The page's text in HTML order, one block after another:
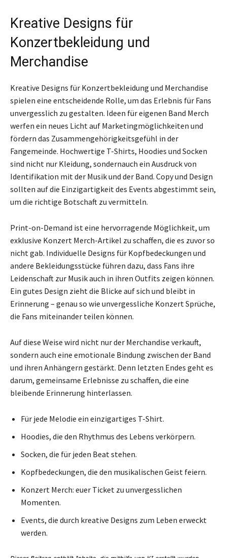
Kreative Designs für
Konzertbekleidung und
Merchandise
Kreative Designs für Konzertbekleidung und Merchandise
spielen eine entscheidende Rolle, um das Erlebnis für Fans
unvergesslich zu gestalten. Ideen für eigenen Band Merch
werfen ein neues Licht auf Marketingmöglichkeiten und
fördern das Zusammengehörigkeitsgefühl in der
Fangemeinde. Hochwertige T-Shirts, Hoodies und Socken
sind nicht nur Kleidung, sondernauch ein Ausdruck von
Identifikation mit der Musik und der Band. Copy und Design
sollten auf die Einzigartigkeit des Events abgestimmt sein,
um die richtige Botschaft zu vermitteln.
Print-on-Demand ist eine hervorragende Möglichkeit, um
exklusive Konzert Merch-Artikel zu schaffen, die es zuvor so
nicht gab. Individuelle Designs für Kopfbedeckungen und
andere Bekleidungsstücke führen dazu, dass Fans ihre
Leidenschaft zur Musik auch in ihren Outfits zeigen können.
Ein gutes Design zieht die Blicke auf sich und bleibt in
Erinnerung – genau so wie unvergessliche Konzert Sprüche,
die Fans miteinander teilen können.
Auf diese Weise wird nicht nur der Merchandise verkauft,
sondern auch eine emotionale Bindung zwischen der Band
und ihren Anhängern gestärkt. Denn letzten Endes geht es
darum, gemeinsame Erlebnisse zu schaffen, die eine
bleibende Erinnerung hinterlassen.
Für jede Melodie ein einzigartiges T-Shirt.
Hoodies, die den Rhythmus des Lebens verkörpern.
Socken, die für jeden Beat stehen.
Kopfbedeckungen, die den musikalischen Geist feiern.
Konzert Merch: euer Ticket zu unvergesslichen
Momenten.
Events, die durch kreative Designs zum Leben erweckt
werden.